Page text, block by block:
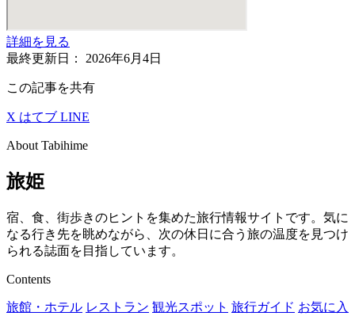
詳細を見る
最終更新日： 2026年6月4日
この記事を共有
X はてブ LINE
About Tabihime
旅姫
宿、食、街歩きのヒントを集めた旅行情報サイトです。気に
なる行き先を眺めながら、次の休日に合う旅の温度を見つけ
られる誌面を目指しています。
Contents
旅館・ホテル レストラン 観光スポット 旅行ガイド お気に入